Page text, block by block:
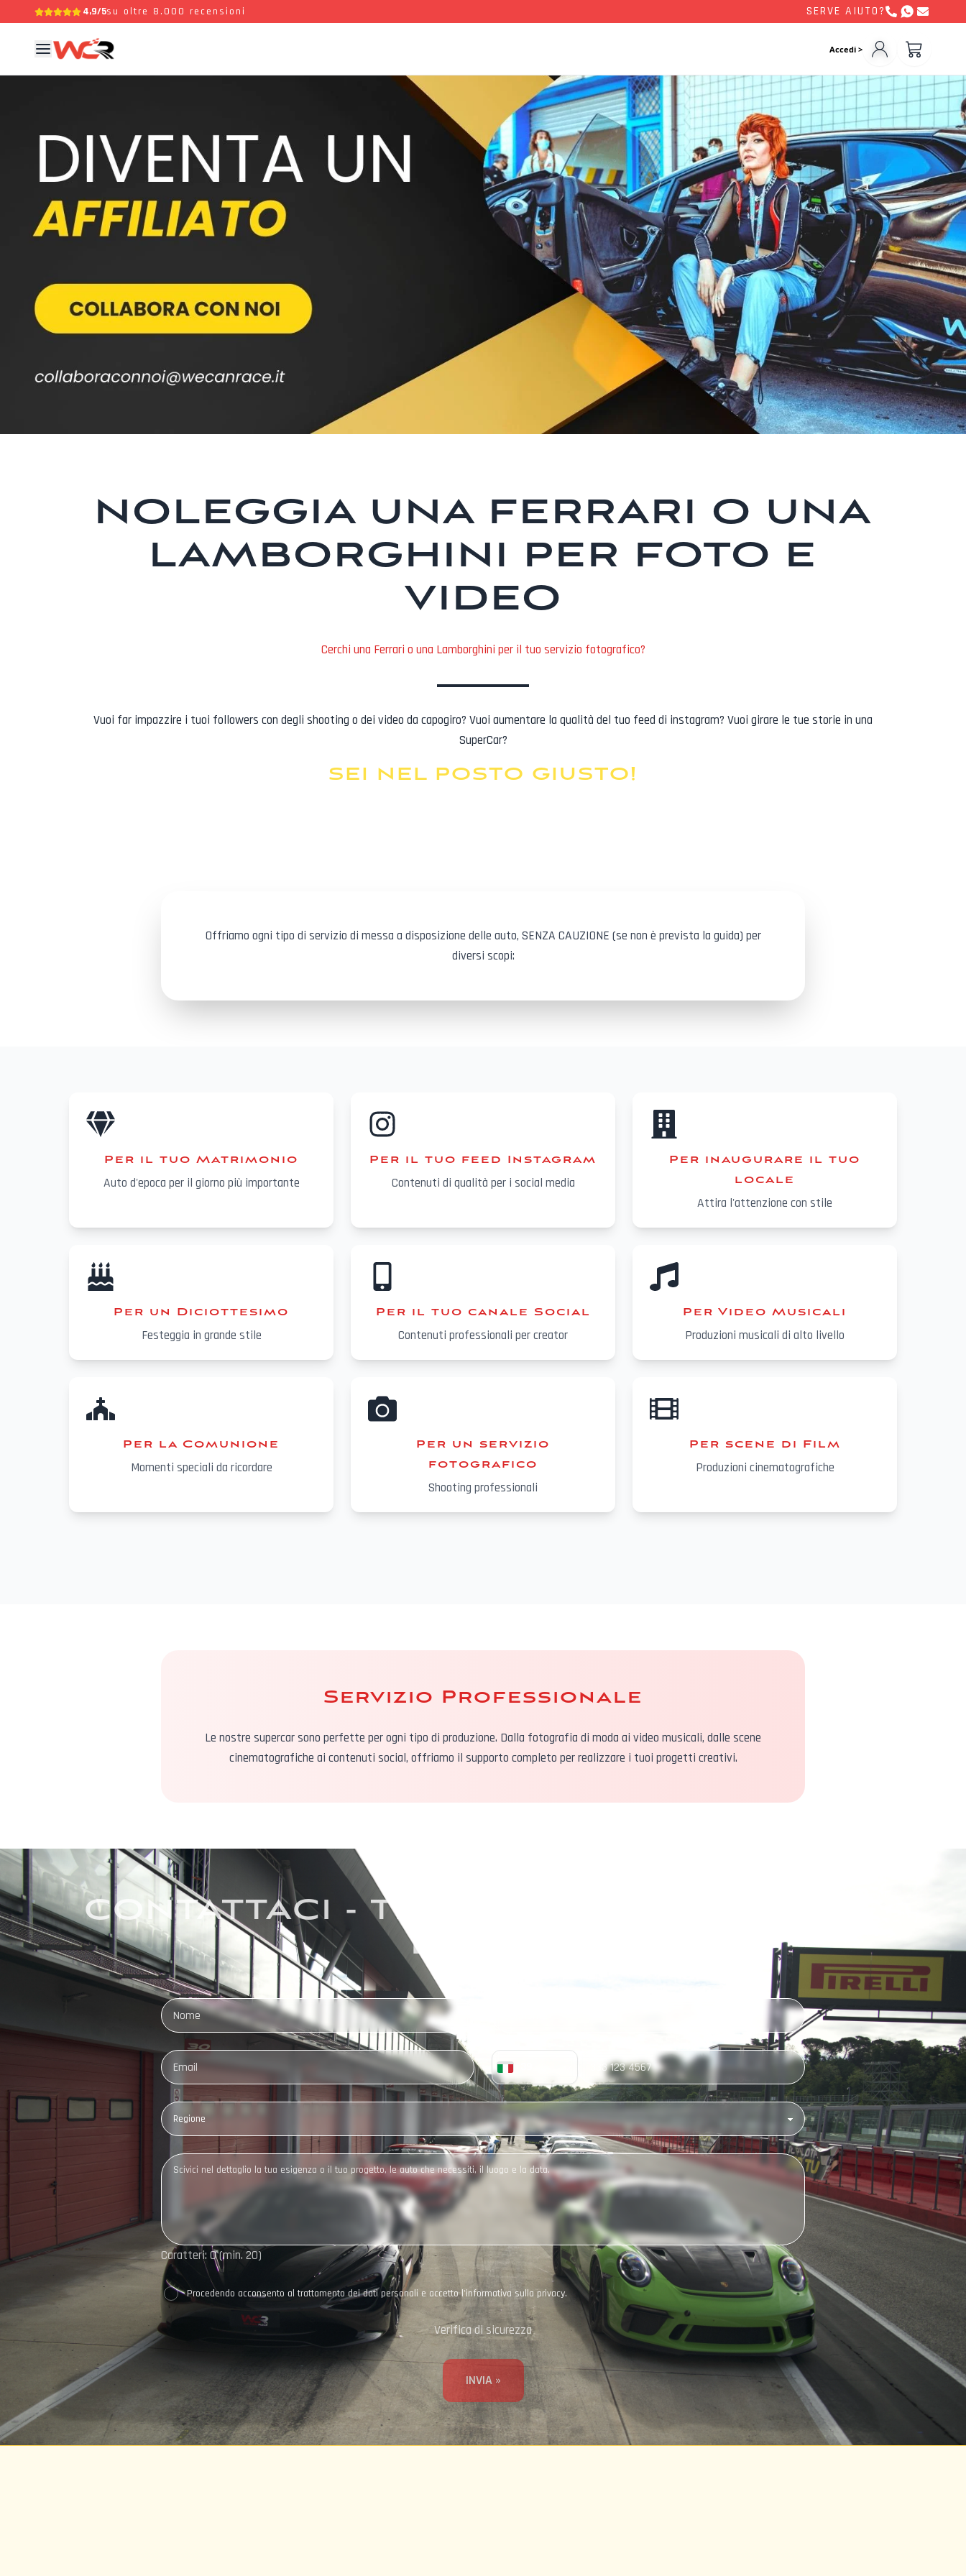
4,9/5su oltre 8.000 recensioni SERVE AIUTO?
Contatti
Accedi >
NOLEGGIA UNA FERRARI O UNA
LAMBORGHINI PER FOTO E
VIDEO
Cerchi una Ferrari o una Lamborghini per il tuo servizio fotografico?
Vuoi far impazzire i tuoi followers con degli shooting o dei video da capogiro? Vuoi aumentare la qualità del tuo feed di instagram? Vuoi girare le tue storie in una
SuperCar?
SEI NEL POSTO GIUSTO!
Offriamo ogni tipo di servizio di messa a disposizione delle auto, SENZA CAUZIONE (se non è prevista la guida) per
diversi scopi:
Per il tuo Matrimonio
Auto d'epoca per il giorno più importante
Per il tuo feed Instagram
Contenuti di qualità per i social media
Per inaugurare il tuo
locale
Attira l'attenzione con stile
Per un Diciottesimo
Festeggia in grande stile
Per il tuo canale Social
Contenuti professionali per creator
Per Video Musicali
Produzioni musicali di alto livello
Per la Comunione
Momenti speciali da ricordare
Per un servizio
fotografico
Shooting professionali
Per scene di Film
Produzioni cinematografiche
Servizio Professionale
Le nostre supercar sono perfette per ogni tipo di produzione. Dalla fotografia di moda ai video musicali, dalle scene
cinematografiche ai contenuti social, offriamo il supporto completo per realizzare i tuoi progetti creativi.
CONTATTACI - TI RISPONDIAMO A TUTTE
LE ORE
Caratteri: 0(min. 20)
Procedendo acconsento al trattamento dei dati personali e accetto l'informativa sulla privacy.
Verifica di sicurezza
INVIA »